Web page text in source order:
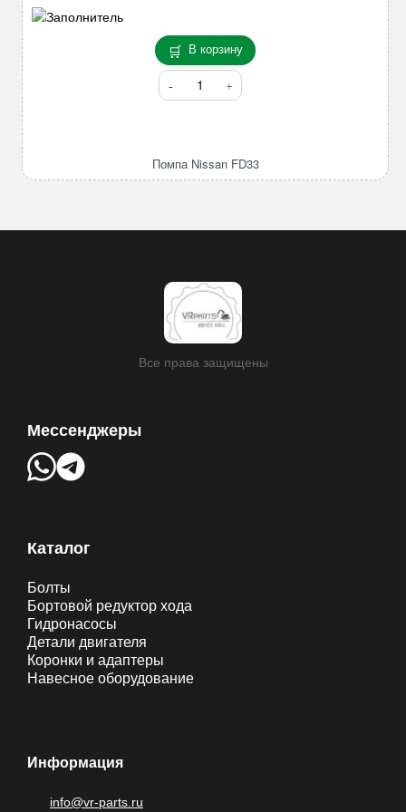
В корзину
Количество
товара
Помпа Nissan FD33
Все права защищены
Мессенджеры
Каталог
Болты
Бортовой редуктор хода
Гидронасосы
Детали двигателя
Коронки и адаптеры
Навесное оборудование
Информация
info@vr-parts.ru